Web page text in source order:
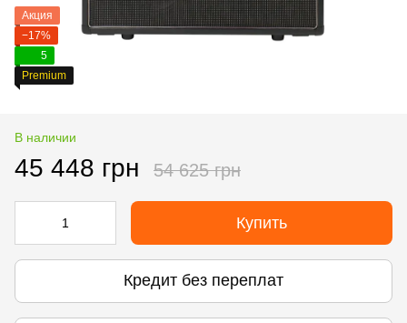
Акция
−17%
5
Premium
В наличии
45 448 грн 54 625 грн
Купить
Кредит без переплат